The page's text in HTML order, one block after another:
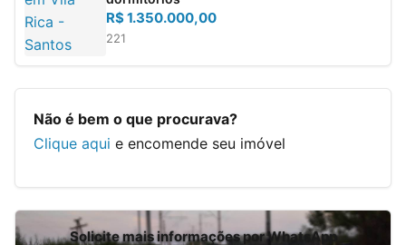
R$ 1.350.000,00
2
quartos
2
banh.
1
vaga
Não é bem o que procurava?
Clique aqui e encomende seu imóvel
Solicite mais informações por WhatsApp